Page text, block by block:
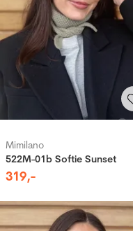
Mimilano
522M-01b Softie Sunset
319,-